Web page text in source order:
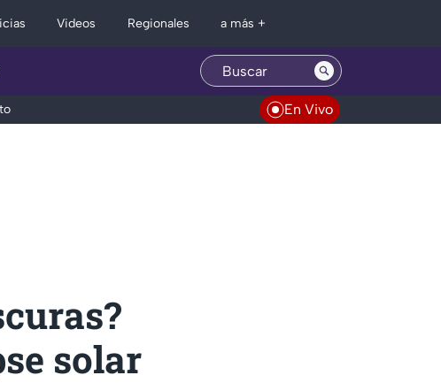
Videos Regionales a más +
En Vivo
solar